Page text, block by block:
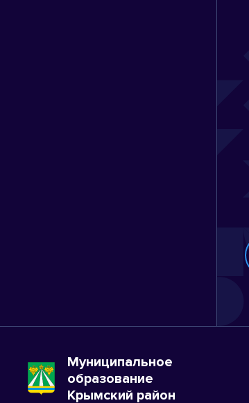
Муниципальное
образование
Крымский район